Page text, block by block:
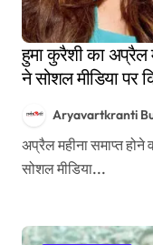
हुमा कुरैशी का अप्रैल
ने सोशल मीडिया पर
Aryavartkranti
अप्रैल महीना समाप्त होने वाला है। ऐसे में अभिनेत्री हुमा कुरैशी ने अपने
सोशल मीडिया...